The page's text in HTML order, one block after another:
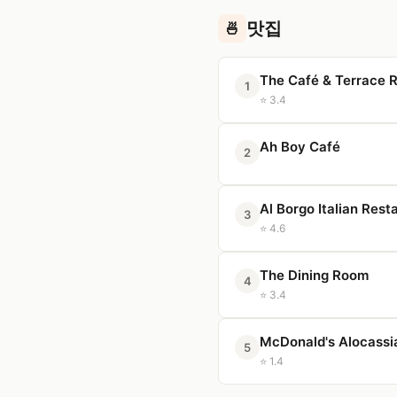
🍜 맛집
1 The Café & Terrace
⭐ 3.4
2 Ah Boy Café
3 Al Borgo Italian
⭐ 4.6
4 The Dining Room
⭐ 3.4
5 McDonald's
⭐ 1.4